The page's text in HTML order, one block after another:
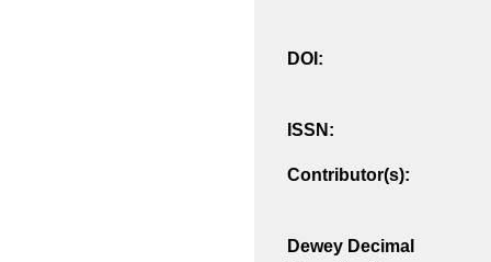
DOI:
ISSN:
Contributor(s):
Dewey Decimal